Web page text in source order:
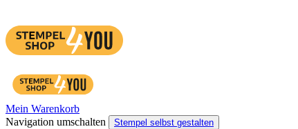
Mein Warenkorb
Navigation umschalten
Stempel selbst gestalten